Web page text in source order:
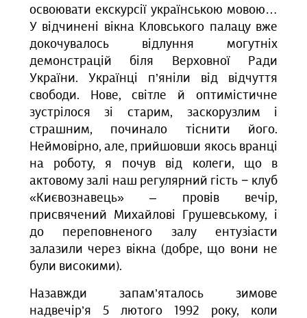
освоювати екскурсії українською мовою…
У відчинені вікна Кловського палацу вже
докочувалось відлуння могутніх
демонстрацій біля Верховної Ради
України. Українці п’яніли від відчуття
свободи. Нове, світле й оптимістичне
зустрілося зі старим, заскорузлим і
страшним, починало тіснити його.
Неймовірно, але, прийшовши якось вранці
на роботу, я почув від колеги, що в
актовому залі наш регулярний гість − клуб
«Києвознавець» – провів вечір,
присвячений Михайлові Грушевському, і
до переповненого залу ентузіасти
залазили через вікна (добре, що вони не
були високими).
Назавжди запам’яталось зимове
надвечір’я 5 лютого 1992 року, коли